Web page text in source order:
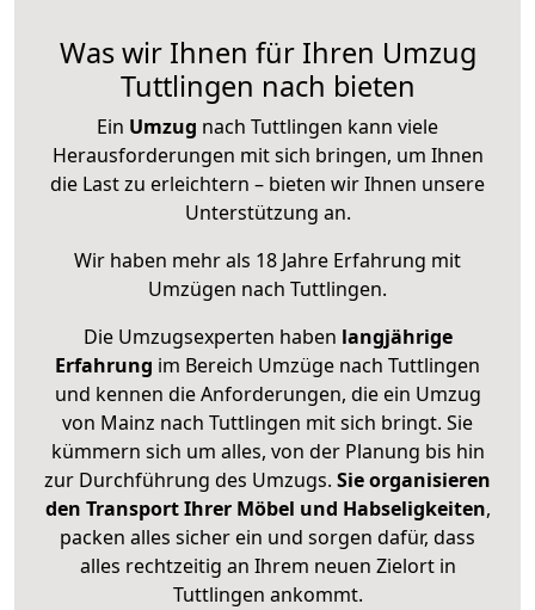
Was wir Ihnen für Ihren Umzug
Tuttlingen nach bieten
Ein Umzug nach Tuttlingen kann viele
Herausforderungen mit sich bringen, um Ihnen
die Last zu erleichtern – bieten wir Ihnen unsere
Unterstützung an.
Wir haben mehr als 18 Jahre Erfahrung mit
Umzügen nach Tuttlingen.
Die Umzugsexperten haben langjährige
Erfahrung im Bereich Umzüge nach Tuttlingen
und kennen die Anforderungen, die ein Umzug
von Mainz nach Tuttlingen mit sich bringt. Sie
kümmern sich um alles, von der Planung bis hin
zur Durchführung des Umzugs. Sie organisieren
den Transport Ihrer Möbel und Habseligkeiten,
packen alles sicher ein und sorgen dafür, dass
alles rechtzeitig an Ihrem neuen Zielort in
Tuttlingen ankommt.